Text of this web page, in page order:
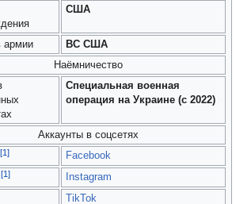
США
армии
ВС США
Наёмничество
Специальная военная
операция на Украине (с 2022)
Аккаунты в соцсетях
[1] Facebook
[1]
Instagram
TikTok